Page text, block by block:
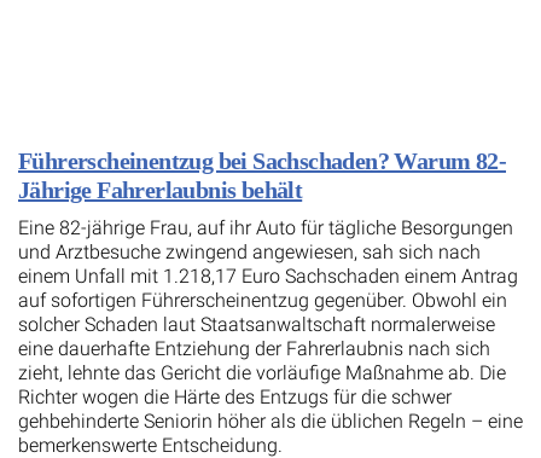
Führerscheinentzug bei Sachschaden? Warum 82-
Jährige Fahrerlaubnis behält
Eine 82-jährige Frau, auf ihr Auto für tägliche Besorgungen
und Arztbesuche zwingend angewiesen, sah sich nach
einem Unfall mit 1.218,17 Euro Sachschaden einem Antrag
auf sofortigen Führerscheinentzug gegenüber. Obwohl ein
solcher Schaden laut Staatsanwaltschaft normalerweise
eine dauerhafte Entziehung der Fahrerlaubnis nach sich
zieht, lehnte das Gericht die vorläufige Maßnahme ab. Die
Richter wogen die Härte des Entzugs für die schwer
gehbehinderte Seniorin höher als die üblichen Regeln – eine
bemerkenswerte Entscheidung.